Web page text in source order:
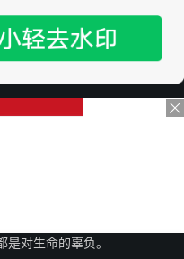
对生命的辜负。